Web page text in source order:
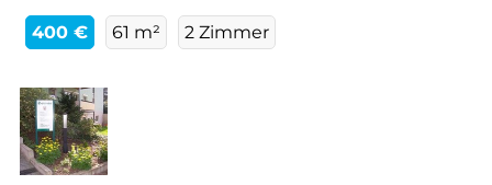
400 € 61 m² 2 Zimmer